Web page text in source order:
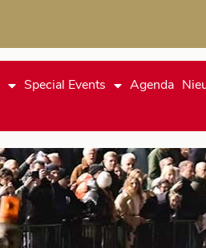
Special Events Agenda